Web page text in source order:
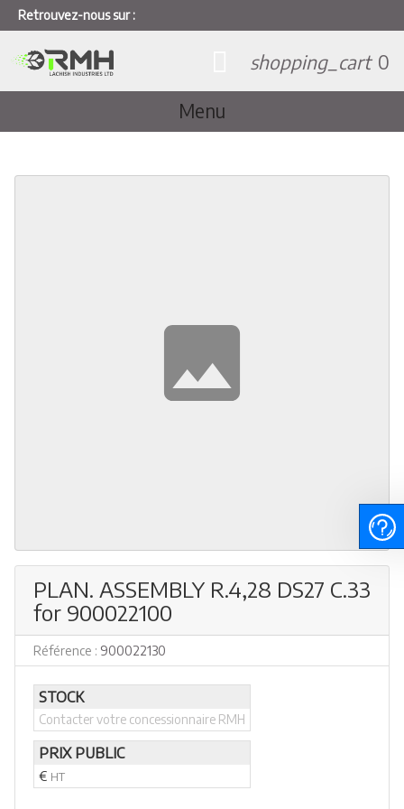
Retrouvez-nous sur :
Menu
shopping_cart 0
PLAN. ASSEMBLY R.4,28 DS27 C.33
for 900022100
Référence : 900022130
STOCK
Contacter votre concessionnaire RMH
PRIX PUBLIC
€ HT